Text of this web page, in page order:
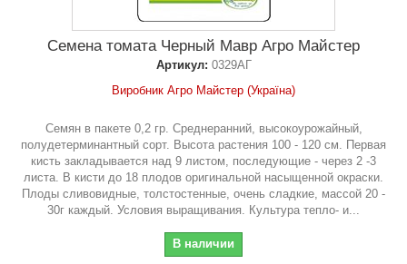
Семена томата Черный Мавр Агро Майстер
Артикул: 0329АГ
Виробник Агро Майстер (Україна)
Семян в пакете 0,2 гр. Среднеранний, высокоурожайный,
полудетерминантный сорт. Высота растения 100 - 120 см. Первая
кисть закладывается над 9 листом, последующие - через 2 -3
листа. В кисти до 18 плодов оригинальной насыщенной окраски.
Плоды сливовидные, толстостенные, очень сладкие, массой 20 -
30г каждый. Условия выращивания. Культура тепло- и...
В наличии